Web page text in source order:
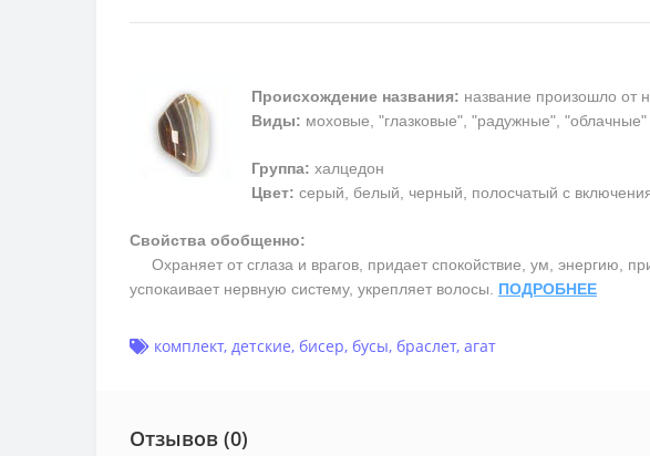
Происхождение названия: название произошло от
Виды: моховые, "глазковые", "радужные", "облачные"
Группа: халцедон
Цвет: серый, белый, черный, полосчатый с
Свойства обобщенно:
Охраняет от сглаза и врагов, придает спокойствие, ум, энергию,
успокаивает нервную систему, укрепляет волосы. ПОДРОБНЕЕ
комплект, детские, бисер, бусы, браслет, агат
Отзывов (0)